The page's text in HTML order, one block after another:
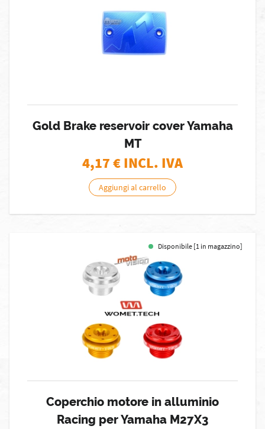
Gold Brake reservoir cover Yamaha
MT
4,17€ INCL. IVA
Aggiungi al carrello
Disponibile [1 in magazzino]
Coperchio motore in alluminio
Racing per Yamaha M27X3